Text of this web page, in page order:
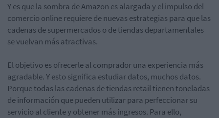
Y es que la sombra de Amazon es alargada y el impulso del
comercio online requiere de nuevas estrategias para que las
cadenas de supermercados o de tiendas departamentales
se vuelvan más atractivas.
El objetivo es ofrecerle al comprador una experiencia más
agradable. Y esto significa estudiar datos, muchos datos.
Porque todas las cadenas de tiendas retail tienen toneladas
de información que pueden utilizar para perfeccionar su
servicio al cliente y obtener más ingresos. Para ello,